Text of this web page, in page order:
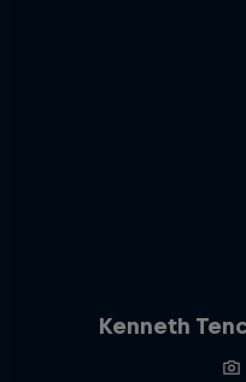
Kenneth